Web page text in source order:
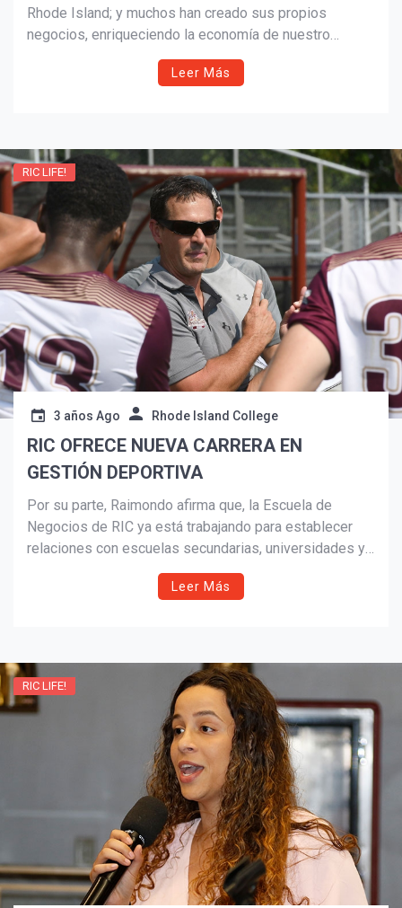
Rhode Island; y muchos han creado sus propios
negocios, enriqueciendo la economía de nuestro
estado; los cuales recorren una variada gama, desde
Leer Más
RIC LIFE!
3 años Ago Rhode Island College
RIC OFRECE NUEVA CARRERA EN
GESTIÓN DEPORTIVA
Por su parte, Raimondo afirma que, la Escuela de
Negocios de RIC ya está trabajando para establecer
relaciones con escuelas secundarias, universidades y
equipos deportivos profesionales para brindar
oportunidades laborales y de pasantías a todos
Leer Más
RIC LIFE!